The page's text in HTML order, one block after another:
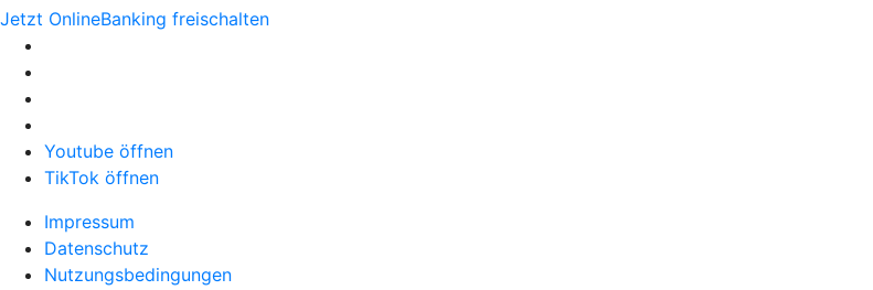
Jetzt OnlineBanking freischalten
Youtube öffnen
TikTok öffnen
Impressum
Datenschutz
Nutzungsbedingungen